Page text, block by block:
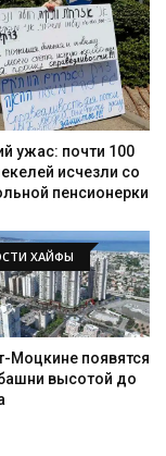
ужас: почти 100
исчезли со
пенсионерки
ХАЙФЫ
Моцкине появятся
высотой до